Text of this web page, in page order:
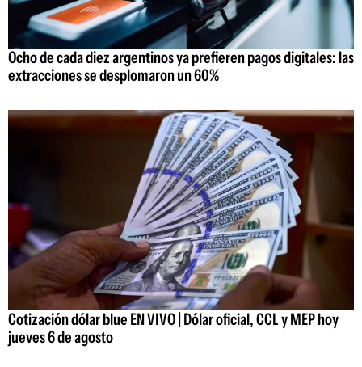
Ocho de cada diez argentinos ya prefieren pagos digitales: las
extracciones se desplomaron un 60%
Cotización dólar blue EN VIVO | Dólar oficial, CCL y MEP hoy
jueves 6 de agosto